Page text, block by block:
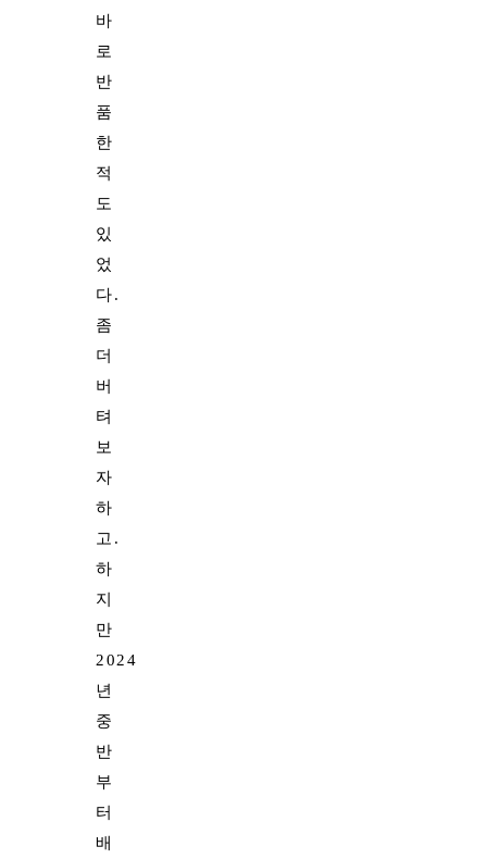
바
로
반
품
한
적
도
있
었
다.
좀
더
버
텨
보
자
하
고.
하
지
만
2024
년
중
반
부
터
배